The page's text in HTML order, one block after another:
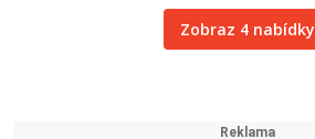
Zobraz 4 nabídky